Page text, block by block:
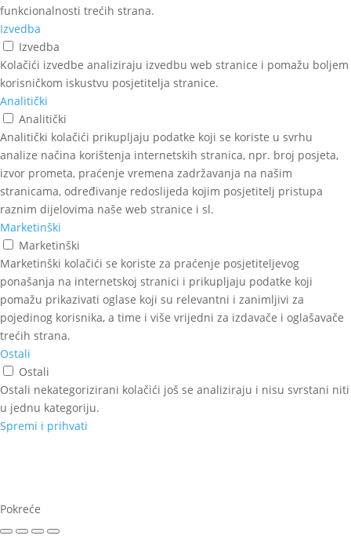
funkcionalnosti trećih strana.
Izvedba
Izvedba
Kolačići izvedbe analiziraju izvedbu web stranice i pomažu boljem
korisničkom iskustvu posjetitelja stranice.
Analitički
Analitički
Analitički kolačići prikupljaju podatke koji se koriste u svrhu
analize načina korištenja internetskih stranica, npr. broj posjeta,
izvor prometa, praćenje vremena zadržavanja na našim
stranicama, određivanje redoslijeda kojim posjetitelj pristupa
raznim dijelovima naše web stranice i sl.
Marketinški
Marketinški
Marketinški kolačići se koriste za praćenje posjetiteljevog
ponašanja na internetskoj stranici i prikupljaju podatke koji
pomažu prikazivati oglase koji su relevantni i zanimljivi za
pojedinog korisnika, a time i više vrijedni za izdavače i oglašavače
trećih strana.
Ostali
Ostali
Ostali nekategorizirani kolačići još se analiziraju i nisu svrstani niti
u jednu kategoriju.
Spremi i prihvati
Pokreće